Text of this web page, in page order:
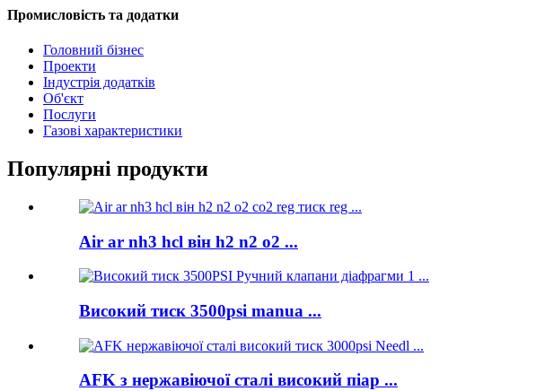
Промисловість та додатки
Головний бізнес
Проекти
Індустрія додатків
Об'єкт
Послуги
Газові характеристики
Популярні продукти
Air ar nh3 hcl він h2 n2 o2 ...
Високий тиск 3500psi manua ...
AFK з нержавіючої сталі високий піар ...